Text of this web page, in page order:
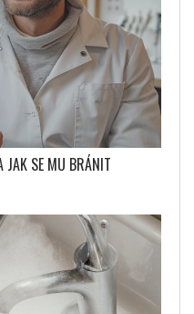
JAK SE MU BRÁNIT